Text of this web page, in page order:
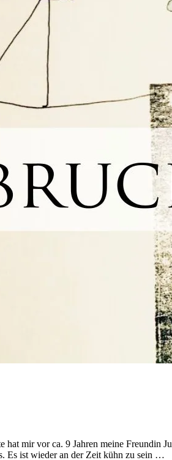
hat mir vor ca. 9 Jahren meine
Es ist wieder an der Zeit kühn zu sein …